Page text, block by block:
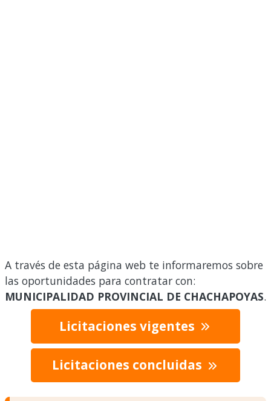
A través de esta página web te informaremos sobre
las oportunidades para contratar con:
MUNICIPALIDAD PROVINCIAL DE CHACHAPOYAS.
Licitaciones vigentes
Licitaciones concluidas